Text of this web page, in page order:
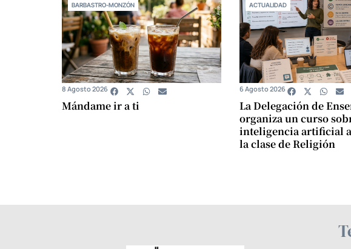
BARBASTRO-MONZÓN
Mándame ir a ti
8 Agosto 2026
ACTUALIDAD
La Delegación de
organiza un curso
inteligencia artificial
la clase de Religión
6 Agosto 2026